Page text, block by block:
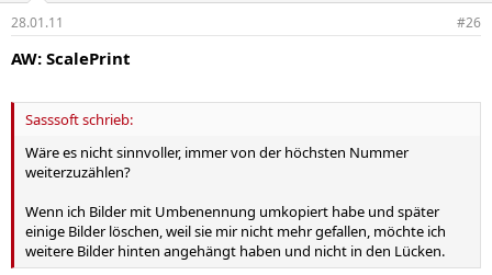
28.01.11 #26
AW: ScalePrint
Sasssoft schrieb:
Wäre es nicht sinnvoller, immer von der höchsten Nummer
weiterzuzählen?
Wenn ich Bilder mit Umbenennung umkopiert habe und später
einige Bilder löschen, weil sie mir nicht mehr gefallen, möchte ich
weitere Bilder hinten angehängt haben und nicht in den Lücken.